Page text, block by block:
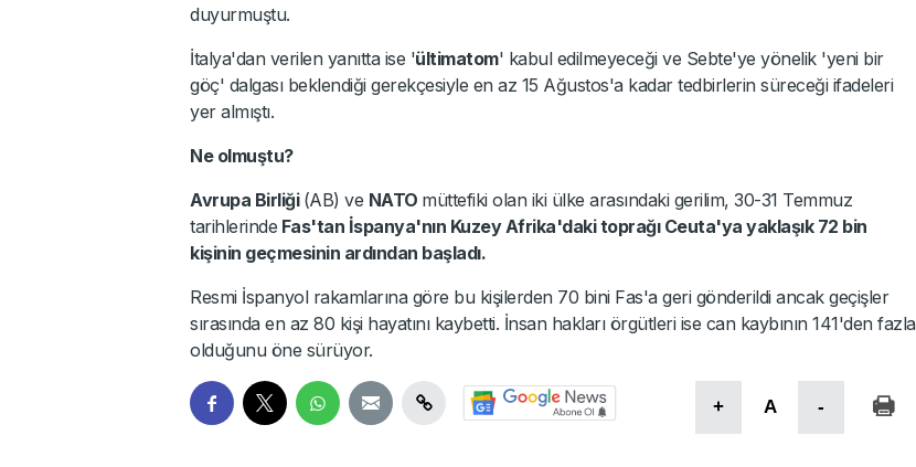
duyurmuştu.
İtalya'dan verilen yanıtta ise 'ültimatom' kabul edilmeyeceği ve Sebte'ye yönelik 'yeni bir
göç' dalgası beklendiği gerekçesiyle en az 15 Ağustos'a kadar tedbirlerin süreceği ifadeleri
yer almıştı.
Ne olmuştu?
Avrupa Birliği (AB) ve NATO müttefiki olan iki ülke arasındaki gerilim, 30-31 Temmuz
tarihlerinde Fas'tan İspanya'nın Kuzey Afrika'daki toprağı Ceuta'ya yaklaşık 72 bin
kişinin geçmesinin ardından başladı.
Resmi İspanyol rakamlarına göre bu kişilerden 70 bini Fas'a geri gönderildi ancak geçişler
sırasında en az 80 kişi hayatını kaybetti. İnsan hakları örgütleri ise can kaybının 141'den fazla
olduğunu öne sürüyor.
+ A -